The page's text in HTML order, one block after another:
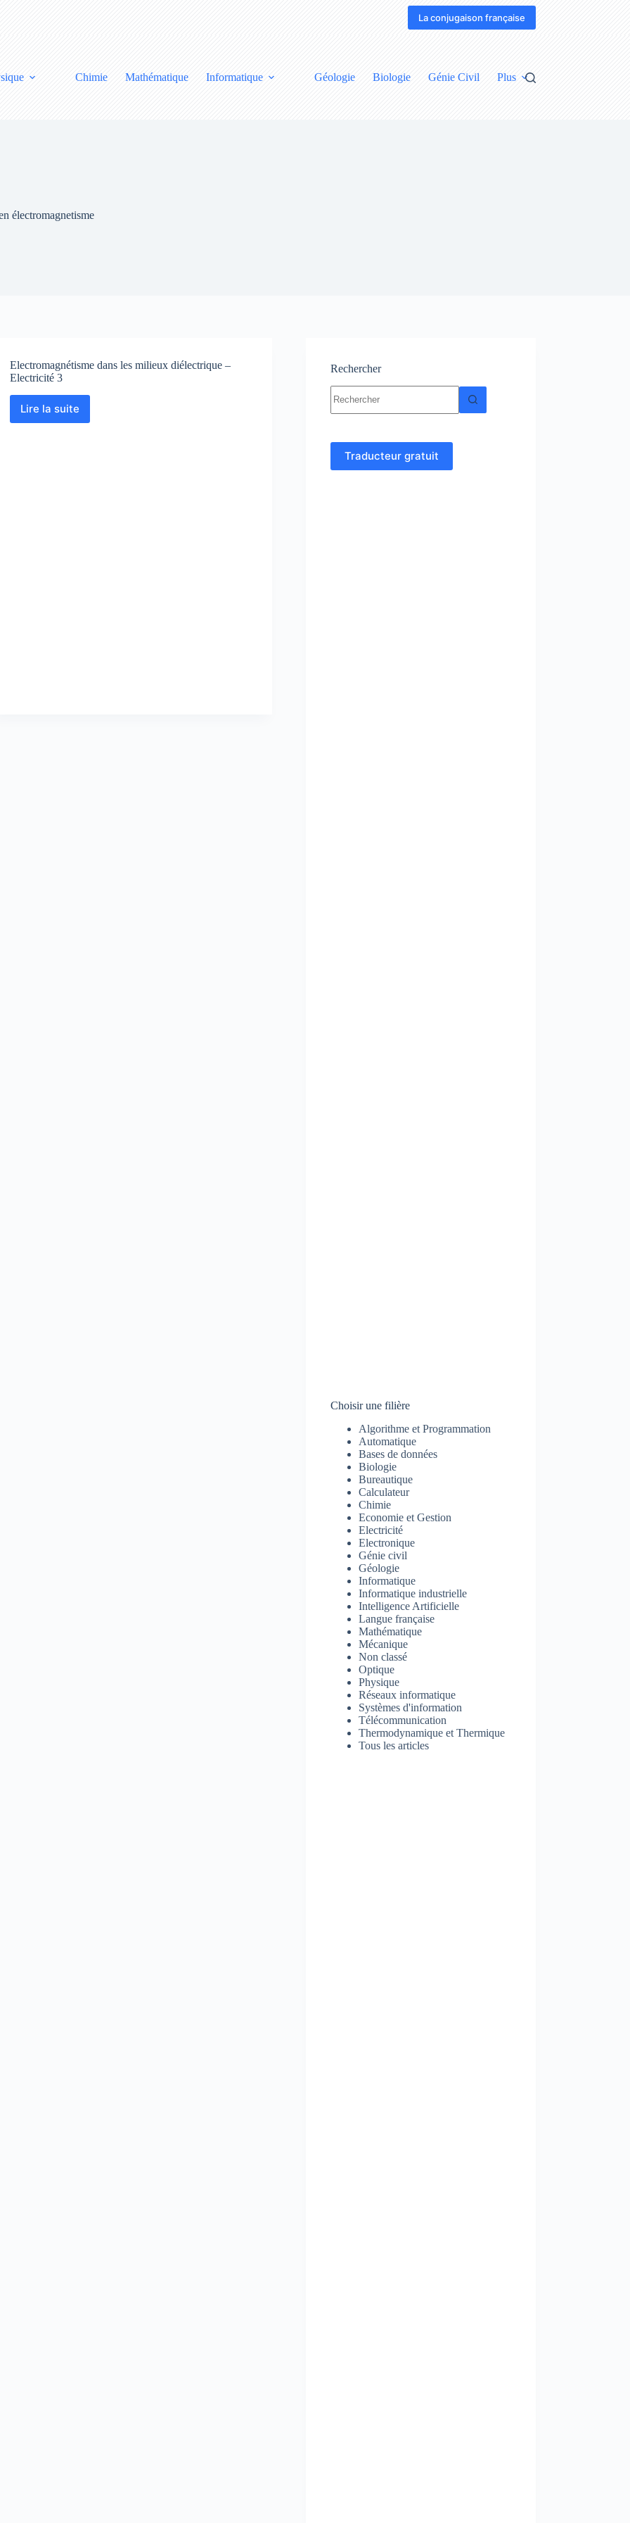
La conjugaison française
Chimie Mathématique Informatique Géologie Biologie Génie Civil Plus
électromagnetisme
Electromagnétisme dans les milieux diélectrique –
Electricité 3
Lire la suiteElectromagnétisme
Rechercher
résultat
Traducteur gratuit
Choisir une filière
Algorithme et Programmation
Automatique
Bases de données
Biologie
Bureautique
Calculateur
Chimie
Economie et Gestion
Electricité
Electronique
Génie civil
Géologie
Informatique
Informatique industrielle
Intelligence Artificielle
Langue française
Mathématique
Mécanique
Non classé
Optique
Physique
Réseaux informatique
Systèmes d'information
Télécommunication
Thermodynamique et Thermique
Tous les articles